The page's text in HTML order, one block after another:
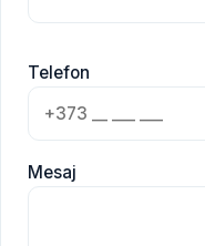
Telefon
Mesaj